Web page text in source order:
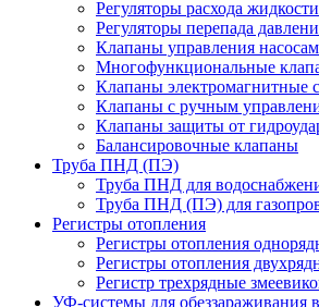
Регуляторы расхода жидкости
Регуляторы перепада
Клапаны управления
Многофункциональные
Клапаны электромагнитные
Клапаны с ручным
Клапаны защиты от
Балансировочные клапаны
Труба ПНД (ПЭ)
Труба ПНД для
Труба ПНД (ПЭ) для
Регистры отопления
Регистры отопления
Регистры отопления
Регистр трехрядные
УФ-системы для обеззараживания